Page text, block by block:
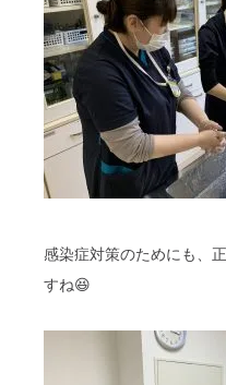
感染症対策のためにも、
すね😆